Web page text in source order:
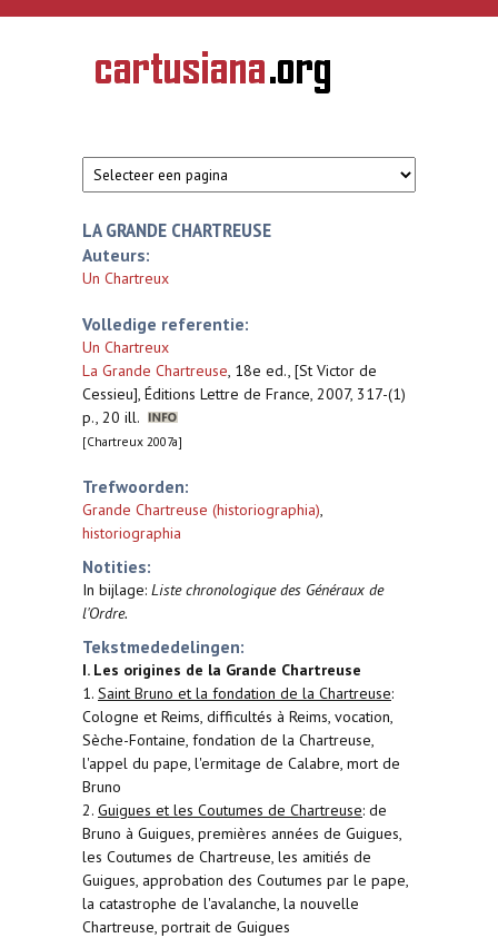
Overslaan en naar de inhoud gaan
CARTUSIANA
Geschiedenis
van de
LA GRANDE CHARTREUSE
Auteurs:
Un Chartreux
Volledige referentie:
Un Chartreux
La Grande Chartreuse, 18e ed., [St Victor de
Cessieu], Éditions Lettre de France, 2007, 317-(1)
p., 20 ill.
[Chartreux 2007a]
Trefwoorden:
Grande Chartreuse (historiographia),
historiographia
Notities:
In bijlage: Liste chronologique des Généraux de
l'Ordre.
Tekstmededelingen:
I. Les origines de la Grande Chartreuse
1. Saint Bruno et la fondation de la Chartreuse:
Cologne et Reims, difficultés à Reims, vocation,
Sèche-Fontaine, fondation de la Chartreuse,
l'appel du pape, l'ermitage de Calabre, mort de
Bruno
2. Guigues et les Coutumes de Chartreuse: de
Bruno à Guigues, premières années de Guigues,
les Coutumes de Chartreuse, les amitiés de
Guigues, approbation des Coutumes par le pape,
la catastrophe de l'avalanche, la nouvelle
Chartreuse, portrait de Guigues